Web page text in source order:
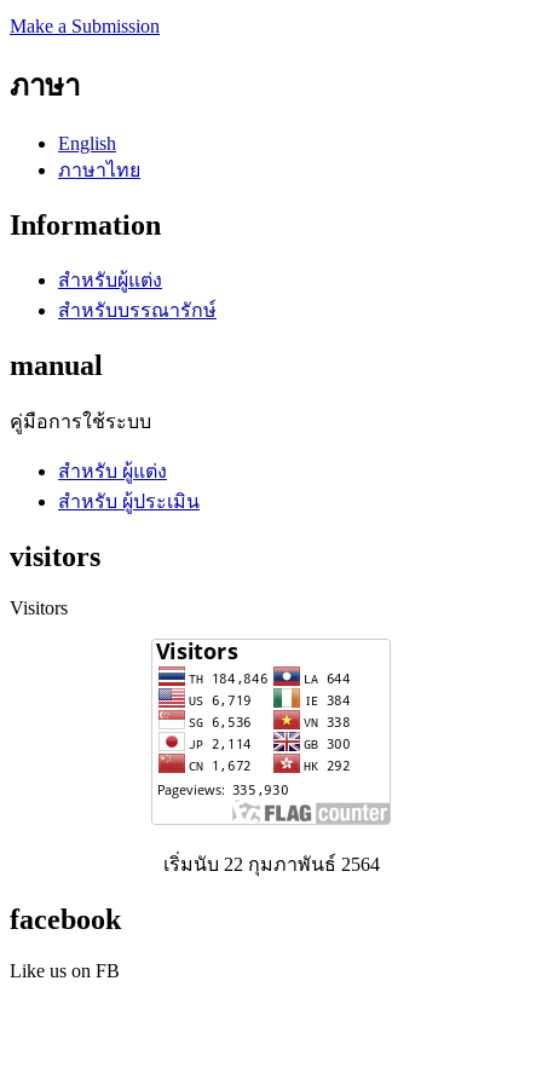
Make a Submission
ภาษา
English
ภาษาไทย
Information
สำหรับผู้แต่ง
สำหรับบรรณารักษ์
manual
คู่มือการใช้ระบบ
สำหรับ ผู้แต่ง
สำหรับ ผู้ประเมิน
visitors
Visitors
เริ่มนับ 22 กุมภาพันธ์ 2564
facebook
Like us on FB